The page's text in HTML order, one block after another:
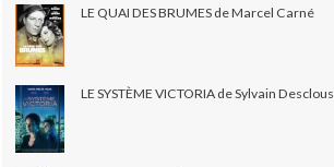
LE QUAI DES BRUMES de Marcel Carné
LE SYSTÈME VICTORIA de Sylvain Desclous